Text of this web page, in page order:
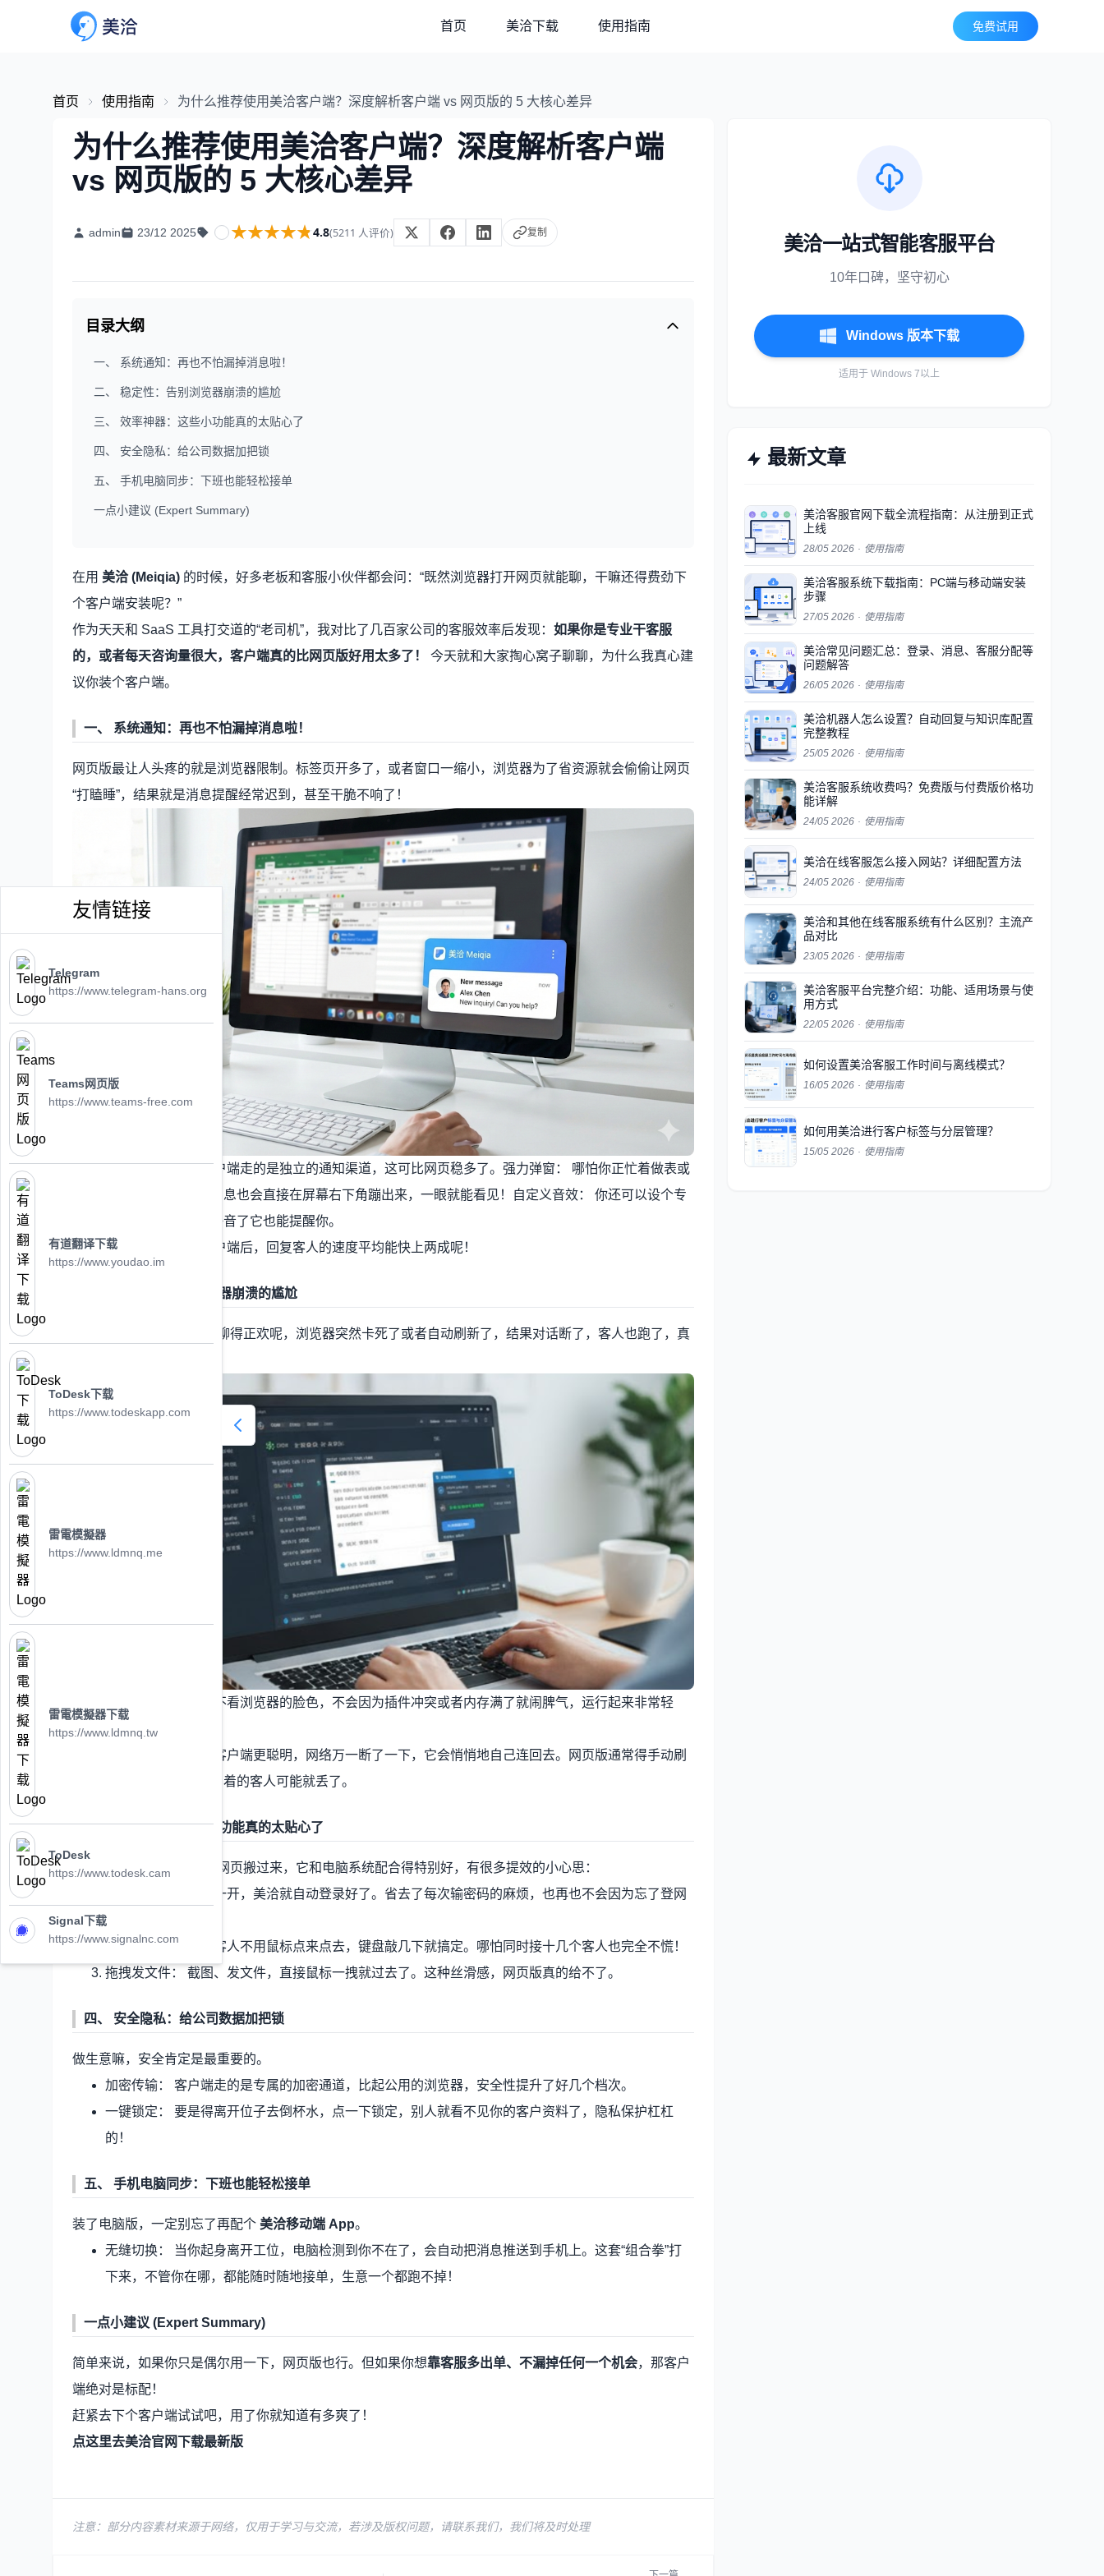
首页 美洽下载 使用指南 免费试用
首页 使用指南 为什么推荐使用美洽客户端？深度解析客户端 vs 网页版的 5 大核心差异
为什么推荐使用美洽客户端？深度解析客户端
vs 网页版的 5 大核心差异
admin 23/12 2025 ★★★★★
★★★★★4.8(5211 人评价) 复制
目录大纲
一、 系统通知：再也不怕漏掉消息啦！
二、 稳定性：告别浏览器崩溃的尴尬
三、 效率神器：这些小功能真的太贴心了
四、 安全隐私：给公司数据加把锁
五、 手机电脑同步：下班也能轻松接单
一点小建议 (Expert Summary)
在用 美洽 (Meiqia) 的时候，好多老板和客服小伙伴都会问：“既然浏览器打开网页就能聊，干嘛还得费劲下
个客户端安装呢？”
作为天天和 SaaS 工具打交道的“老司机”，我对比了几百家公司的客服效率后发现： 如果你是专业干客服
的，或者每天咨询量很大，客户端真的比网页版好用太多了！
今天就和大家掏心窝子聊聊，为什么我真心建
议你装个客户端。
一、 系统通知：再也不怕漏掉消息啦！
网页版最让人头疼的就是浏览器限制。标签页开多了，或者窗口一缩小，浏览器为了省资源就会偷偷让网页
“打瞌睡”，结果就是消息提醒经常迟到，甚至干脆不响了！
客户端的优势： 客户端走的是独立的通知渠道，这可比网页稳多了。强力弹窗： 哪怕你正忙着做表或
者看别的网页，新消息也会直接在屏幕右下角蹦出来，一眼就能看见！自定义音效： 你还可以设个专
属铃声，就算电脑静音了它也能提醒你。
实测结果： 用了客户端后，回复客人的速度平均能快上两成呢！
二、 稳定性：告别浏览器崩溃的尴尬
你肯定经历过这种痛苦：聊得正欢呢，浏览器突然卡死了或者自动刷新了，结果对话断了，客人也跑了，真
专机专用： 客户端不看浏览器的脸色，不会因为插件冲突或者内存满了就闹脾气，运行起来非常轻
快。
断线自动连： 美洽客户端更聪明，网络万一断了一下，它会悄悄地自己连回去。网页版通常得手动刷
新，这一刷新，正聊着的客人可能就丢了。
三、 效率神器：这些小功能真的太贴心了
美洽客户端不是简单地把网页搬过来，它和电脑系统配合得特别好，有很多提效的小心思：
开机就上班： 电脑一开，美洽就自动登录好了。省去了每次输密码的麻烦，也再也不会因为忘了登网
页而漏接电话。
全能快捷键： 回复客人不用鼠标点来点去，键盘敲几下就搞定。哪怕同时接十几个客人也完全不慌！
拖拽发文件： 截图、发文件，直接鼠标一拽就过去了。这种丝滑感，网页版真的给不了。
四、 安全隐私：给公司数据加把锁
做生意嘛，安全肯定是最重要的。
加密传输： 客户端走的是专属的加密通道，比起公用的浏览器，安全性提升了好几个档次。
一键锁定： 要是得离开位子去倒杯水，点一下锁定，别人就看不见你的客户资料了，隐私保护杠杠
的！
五、 手机电脑同步：下班也能轻松接单
装了电脑版，一定别忘了再配个 美洽移动端 App。
无缝切换： 当你起身离开工位，电脑检测到你不在了，会自动把消息推送到手机上。这套“组合拳”打
下来，不管你在哪，都能随时随地接单，生意一个都跑不掉！
一点小建议 (Expert Summary)
简单来说，如果你只是偶尔用一下，网页版也行。但如果你想靠客服多出单、不漏掉任何一个机会，那客户
端绝对是标配！
赶紧去下个客户端试试吧，用了你就知道有多爽了！
点这里去美洽官网下载最新版
注意：部分内容素材来源于网络，仅用于学习与交流，若涉及版权问题，请联系我们，我们将及时处理
美洽一站式智能客服平台
10年口碑，坚守初心
Windows 版本下载
适用于 Windows 7以上
最新文章
美洽客服官网下载全流程指南：从注册到正式
上线
28/05 2026 · 使用指南
美洽客服系统下载指南：PC端与移动端安装
步骤
27/05 2026 · 使用指南
美洽常见问题汇总：登录、消息、客服分配等
问题解答
26/05 2026 · 使用指南
美洽机器人怎么设置？自动回复与知识库配置
完整教程
25/05 2026 · 使用指南
美洽客服系统收费吗？免费版与付费版价格功
能详解
24/05 2026 · 使用指南
美洽在线客服怎么接入网站？详细配置方法
24/05 2026 · 使用指南
美洽和其他在线客服系统有什么区别？主流产
品对比
23/05 2026 · 使用指南
美洽客服平台完整介绍：功能、适用场景与使
用方式
22/05 2026 · 使用指南
如何设置美洽客服工作时间与离线模式？
16/05 2026 · 使用指南
如何用美洽进行客户标签与分层管理？
15/05 2026 · 使用指南
友情链接
Telegram
https://www.telegram-hans.org
Teams网页版
https://www.teams-free.com
有道翻译下载
https://www.youdao.im
ToDesk下载
https://www.todeskapp.com
雷電模擬器
https://www.ldmnq.me
雷電模擬器下载
https://www.ldmnq.tw
ToDesk
https://www.todesk.cam
Signal下载
https://www.signalnc.com